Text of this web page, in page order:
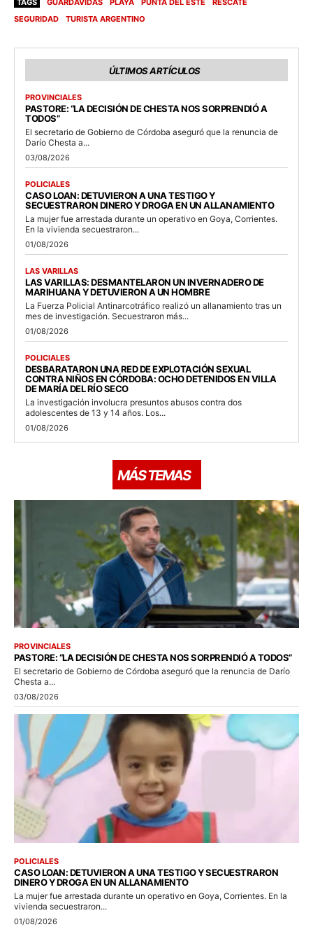
SEGURIDAD
TURISTA ARGENTINO
ÚLTIMOS ARTÍCULOS
PROVINCIALES
PASTORE: “LA DECISIÓN DE CHESTA NOS SORPRENDIÓ A
TODOS”
El secretario de Gobierno de Córdoba aseguró que la renuncia de
Darío Chesta a...
03/08/2026
POLICIALES
CASO LOAN: DETUVIERON A UNA TESTIGO Y
SECUESTRARON DINERO Y DROGA EN UN ALLANAMIENTO
La mujer fue arrestada durante un operativo en Goya, Corrientes.
En la vivienda secuestraron...
01/08/2026
LAS VARILLAS
LAS VARILLAS: DESMANTELARON UN INVERNADERO DE
MARIHUANA Y DETUVIERON A UN HOMBRE
La Fuerza Policial Antinarcotráfico realizó un allanamiento tras un
mes de investigación. Secuestraron más...
01/08/2026
POLICIALES
DESBARATARON UNA RED DE EXPLOTACIÓN SEXUAL
CONTRA NIÑOS EN CÓRDOBA: OCHO DETENIDOS EN VILLA
DE MARÍA DEL RÍO SECO
La investigación involucra presuntos abusos contra dos
adolescentes de 13 y 14 años. Los...
01/08/2026
MÁS TEMAS
PROVINCIALES
PASTORE: “LA DECISIÓN DE CHESTA NOS SORPRENDIÓ A TODOS”
El secretario de Gobierno de Córdoba aseguró que la renuncia de Darío
Chesta a...
03/08/2026
POLICIALES
CASO LOAN: DETUVIERON A UNA TESTIGO Y SECUESTRARON
DINERO Y DROGA EN UN ALLANAMIENTO
La mujer fue arrestada durante un operativo en Goya, Corrientes. En la
vivienda secuestraron...
01/08/2026